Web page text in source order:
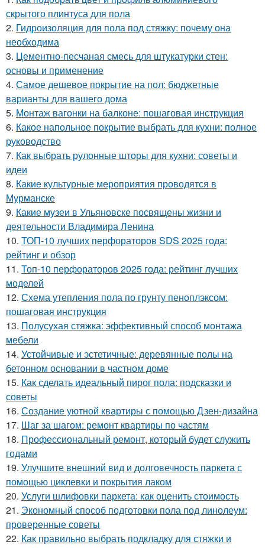
скрытого плинтуса для пола
2. Гидроизоляция для пола под стяжку: почему она
необходима
3. Цементно-песчаная смесь для штукатурки стен:
основы и применение
4. Самое дешевое покрытие на пол: бюджетные
варианты для вашего дома
5. Монтаж вагонки на балконе: пошаговая инструкция
6. Какое напольное покрытие выбрать для кухни: полное
руководство
7. Как выбрать рулонные шторы для кухни: советы и
идеи
8. Какие культурные мероприятия проводятся в
Мурманске
9. Какие музеи в Ульяновске посвящены жизни и
деятельности Владимира Ленина
10. ТОП-10 лучших перфораторов SDS 2025 года:
рейтинг и обзор
11. Топ-10 перфораторов 2025 года: рейтинг лучших
моделей
12. Схема утепления пола по грунту пеноплэксом:
пошаговая инструкция
13. Полусухая стяжка: эффективный способ монтажа
мебели
14. Устойчивые и эстетичные: деревянные полы на
бетонном основании в частном доме
15. Как сделать идеальный пирог пола: подсказки и
советы
16. Создание уютной квартиры с помощью Дзен-дизайна
17. Шаг за шагом: ремонт квартиры по частям
18. Профессиональный ремонт, который будет служить
годами
19. Улучшите внешний вид и долговечность паркета с
помощью циклевки и покрытия лаком
20. Услуги шлифовки паркета: как оценить стоимость
21. Экономный способ подготовки пола под линолеум:
проверенные советы
22. Как правильно выбрать подкладку для стяжки и